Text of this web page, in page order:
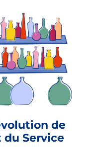
de
du Service